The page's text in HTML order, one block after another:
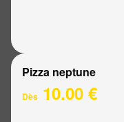
Pizza neptune
Dès 10.00 €